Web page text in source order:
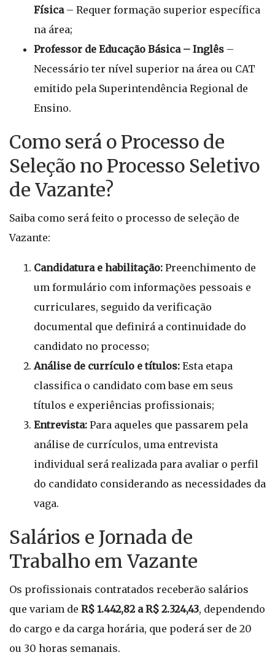
Física– Requer formação superior específica
na área;
Professor de Educação Básica – Inglês –
Necessário ter nível superior na área ou CAT
emitido pela Superintendência Regional de
Ensino.
Como será o Processo de
Seleção no Processo Seletivo
de Vazante?
Saiba como será feito o processo de seleção de
Vazante:
Candidatura e habilitação: Preenchimento de
um formulário com informações pessoais e
curriculares, seguido da verificação
documental que definirá a continuidade do
candidato no processo;
Análise de currículo e títulos: Esta etapa
classifica o candidato com base em seus
títulos e experiências profissionais;
Entrevista: Para aqueles que passarem pela
análise de currículos, uma entrevista
individual será realizada para avaliar o perfil
do candidato considerando as necessidades da
vaga.
Salários e Jornada de
Trabalho em Vazante
Os profissionais contratados receberão salários
que variam de R$ 1.442,82 a R$ 2.324,43, dependendo
do cargo e da carga horária, que poderá ser de 20
ou 30 horas semanais.